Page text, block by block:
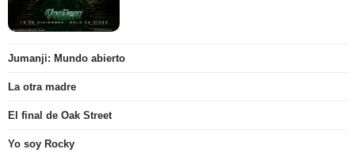
Jumanji: Mundo abierto
La otra madre
El final de Oak Street
Yo soy Rocky